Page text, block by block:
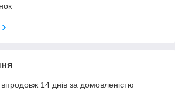
14 днів за домовленістю